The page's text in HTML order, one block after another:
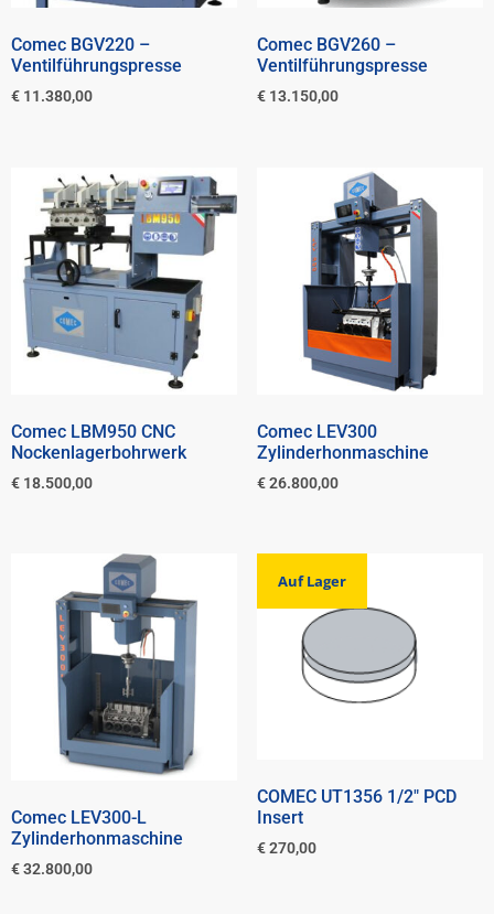
Comec BGV220 –
Ventilführungspresse
€ 11.380,00
Comec BGV260 –
Ventilführungspresse
€13.150,00
Comec LBM950 CNC
Nockenlagerbohrwerk
€ 18.500,00
Comec LEV300
Zylinderhonmaschine
€26.800,00
Comec LEV300-L
Zylinderhonmaschine
€32.800,00
Auf Lager
COMEC UT1356 1/2″ PCD
Insert
€270,00